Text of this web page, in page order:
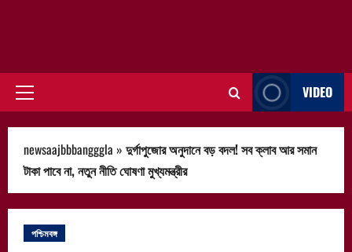
Primary
VIDEO
newsaajbbbangggla » দুর্গাপুজোর অনুদানে বড় বদল! সব ক্লাব আর সমান
টাকা পাবে না, নতুন নীতি ঘোষণা মুখ্যমন্ত্রীর
পশ্চিমবঙ্গ